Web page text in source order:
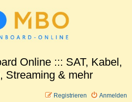
Online ::: SAT, Kabel,
Streaming & mehr
Anmelden
Registrieren